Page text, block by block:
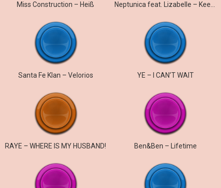
Miss Construction – Heiß
Santa Fe Klan – Velorios YE – I CAN’T WAIT
RAYE – WHERE IS MY HUSBAND! Ben&Ben – Lifetime